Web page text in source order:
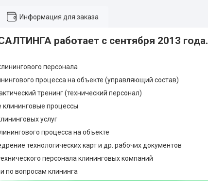
Информация для заказа
работает с сентября 2013 года.
персонала
процесса на объекте (управляющий состав)
тренинг (технический персонал)
клининговые процессы
услуг
процесса на объекте
технологических карт и др. рабочих документов
персонала клининговых компаний
по вопросам клининга